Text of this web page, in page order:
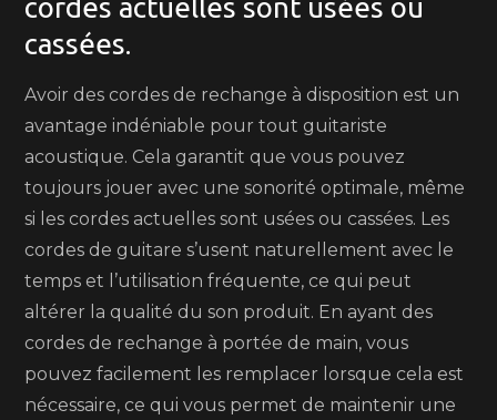
cordes actuelles sont usées ou
cassées.
Avoir des cordes de rechange à disposition est un
avantage indéniable pour tout guitariste
acoustique. Cela garantit que vous pouvez
toujours jouer avec une sonorité optimale, même
si les cordes actuelles sont usées ou cassées. Les
cordes de guitare s’usent naturellement avec le
temps et l’utilisation fréquente, ce qui peut
altérer la qualité du son produit. En ayant des
cordes de rechange à portée de main, vous
pouvez facilement les remplacer lorsque cela est
nécessaire, ce qui vous permet de maintenir une